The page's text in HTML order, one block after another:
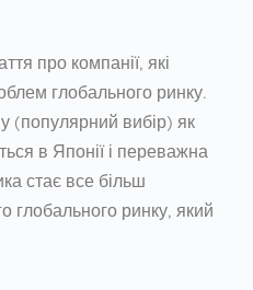
про компанії, які
глобального ринку.
(популярний вибір) як
в Японії і переважна
стає все більш
глобального ринку, який